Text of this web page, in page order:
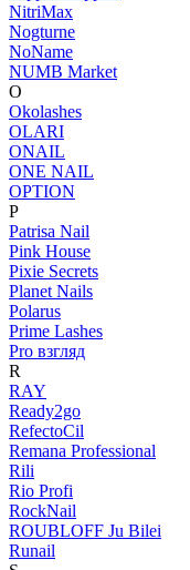
NitriMax
Nogturne
NoName
NUMB Market
O
Okolashes
OLARI
ONAIL
ONE NAIL
OPTION
P
Patrisa Nail
Pink House
Pixie Secrets
Planet Nails
Polarus
Prime Lashes
Pro взгляд
R
RAY
Ready2go
RefectoCil
Remana Professional
Rili
Rio Profi
RockNail
ROUBLOFF Ju Bilei
Runail